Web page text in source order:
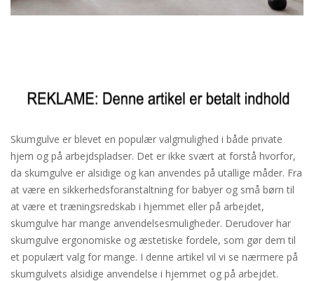
Skumgulve er blevet en populær valgmulighed i både private
hjem og på arbejdspladser. Det er ikke svært at forstå hvorfor,
da skumgulve er alsidige og kan anvendes på utallige måder. Fra
at være en sikkerhedsforanstaltning for babyer og små børn til
at være et træningsredskab i hjemmet eller på arbejdet,
skumgulve har mange anvendelsesmuligheder. Derudover har
skumgulve ergonomiske og æstetiske fordele, som gør dem til
et populært valg for mange. I denne artikel vil vi se nærmere på
skumgulvets alsidige anvendelse i hjemmet og på arbejdet.